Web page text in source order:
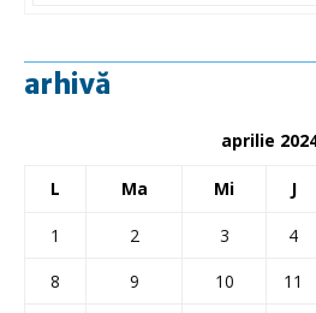
arhivă
aprilie
L Ma Mi J
1 2 3 4
8
9 10 11